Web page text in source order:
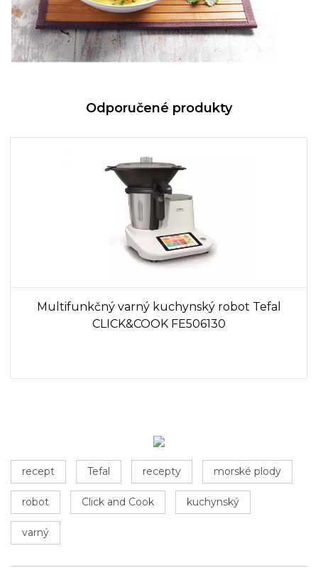
Odporučené produkty
Multifunkčný varný kuchynský robot Tefal
CLICK&COOK FE506130
recept Tefal recepty morské plody
robot Click and Cook kuchynský
varný